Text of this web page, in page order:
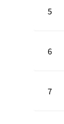
5
6
7